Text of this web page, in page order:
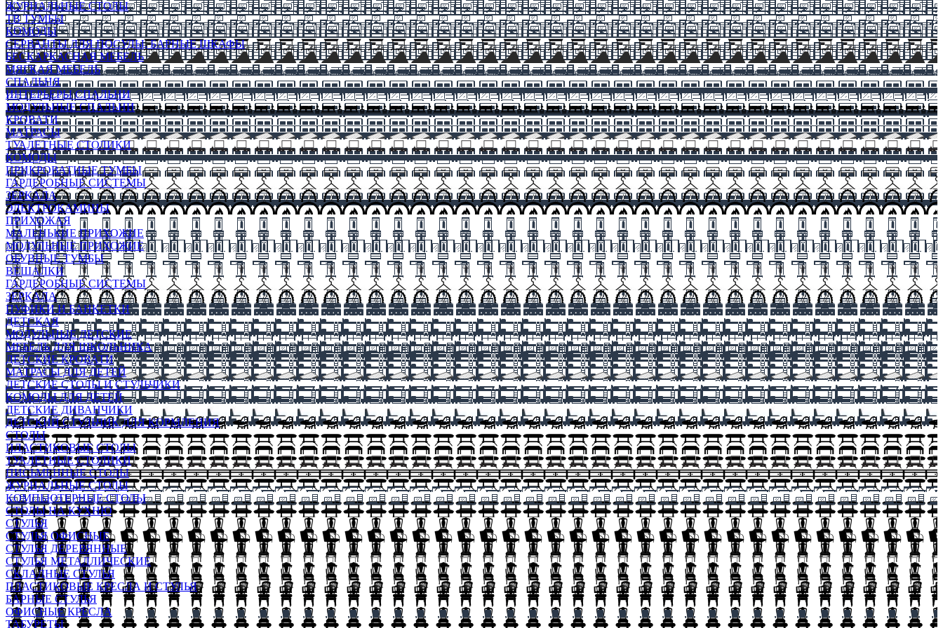
ЖУРНАЛЬНЫЕ СТОЛЫ
ТВ ТУМБЫ
КОМОДЫ
СЕРВАНТЫ ДЛЯ ПОСУДЫ, БАРНЫЕ ШКАФЫ
БЕСКАРКАСНАЯ МЕБЕЛЬ
МЯГКАЯ МЕБЕЛЬ
СПАЛЬНЯ
ИНТЕРЬЕРЫ СПАЛЬНИ
МОДУЛЬНЫЕ СПАЛЬНИ
КРОВАТИ
МАТРАСЫ
ТУАЛЕТНЫЕ СТОЛИКИ
КОМОДЫ
ПРИКРОВАТНЫЕ ТУМБЫ
ГАРДЕРОБНЫЕ СИСТЕМЫ
ЗЕРКАЛА
ЭЛЕКТРОКАМИНЫ
ПРИХОЖАЯ
МАЛЕНЬКИЕ ПРИХОЖИЕ
МОДУЛЬНЫЕ ПРИХОЖИЕ
ОБУВНЫЕ ТУМБЫ
ВЕШАЛКИ
ГАРДЕРОБНЫЕ СИСТЕМЫ
ЗЕРКАЛА
ПУФИКИ И БАНКЕТКИ
ДЕТСКАЯ
МОДУЛЬНЫЕ ДЕТСКИЕ
МЕБЕЛЬ ДЛЯ ШКОЛЬНИКА
ДЕТСКИЕ КРОВАТИ
МАТРАСЫ ДЛЯ ДЕТЕЙ
ДЕТСКИЕ СТОЛЫ И СТУЛЬЧИКИ
КОМОДЫ ДЛЯ ДЕТЕЙ
ДЕТСКИЕ ДИВАНЧИКИ
ДЕТСКИЙ СТУЛЬЧИК ДЛЯ КОРМЛЕНИЯ
СТОЛЫ
ПЛАСТИКОВЫЕ СТОЛЫ
ТУАЛЕТНЫЕ СТОЛИКИ
ПИСЬМЕННЫЕ СТОЛЫ
ЖУРНАЛЬНЫЕ СТОЛЫ
КОМПЬЮТЕРНЫЕ СТОЛЫ
СТОЛЫ НА КУХНЮ
СТУЛЬЯ
СТУЛЬЯ ОФИСНЫЕ
СТУЛЬЯ ДЕРЕВЯННЫЕ
СТУЛЬЯ МЕТАЛЛИЧЕСКИЕ
СКЛАДНЫЕ СТУЛЬЯ
ПЛАСТИКОВЫЕ КРЕСЛА И СТУЛЬЯ
БАРНЫЕ СТУЛЬЯ
ОФИСНЫЕ КРЕСЛА
ТАБУРЕТЫ